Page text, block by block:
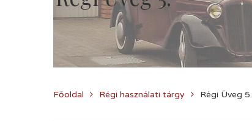
Főoldal Régi használati tárgy Régi Üveg 5.